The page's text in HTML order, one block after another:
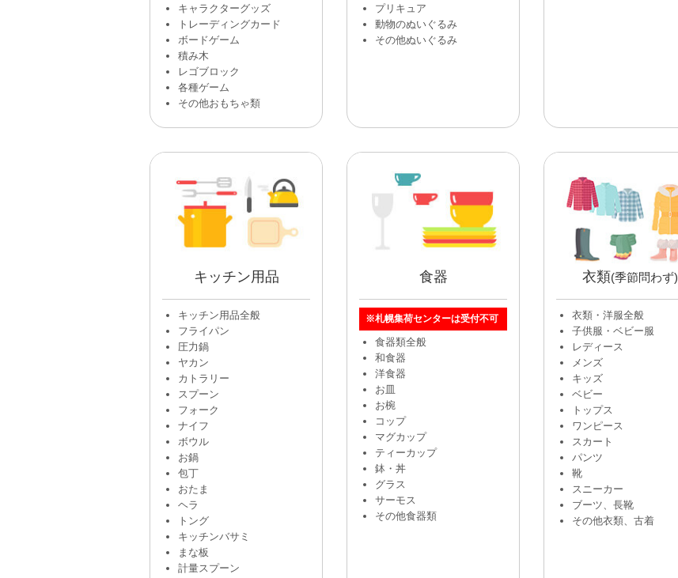
キャラクターグッズ
トレーディングカード
ボードゲーム
積み木
レゴブロック
各種ゲーム
その他おもちゃ類
プリキュア
動物のぬいぐるみ
その他ぬいぐるみ
キッチン用品
キッチン用品全般
フライパン
圧力鍋
ヤカン
カトラリー
スプーン
フォーク
ナイフ
ボウル
お鍋
包丁
おたま
ヘラ
トング
キッチンバサミ
まな板
計量スプーン
食器
※札幌集荷センターは受付不可
食器類全般
和食器
洋食器
お皿
お椀
コップ
マグカップ
ティーカップ
鉢・丼
グラス
サーモス
その他食器類
衣類(季節問わず)
衣類・洋服全般
子供服・ベビー服
レディース
メンズ
キッズ
ベビー
トップス
ワンピース
スカート
パンツ
靴
スニーカー
ブーツ、長靴
その他衣類、古着